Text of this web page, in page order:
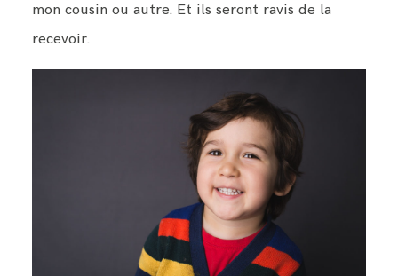
mon cousin ou autre. Et ils seront ravis de la
recevoir.